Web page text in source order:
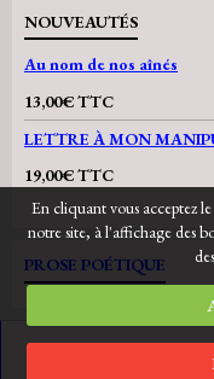
NOUVEAUTÉS
Au nom de nos aînés
13,00€ TTC
LETTRE À MON
19,00€ TTC
PROSE POÉTIQUE
En cliquant vous acceptez le
notre site, à l'affichage des